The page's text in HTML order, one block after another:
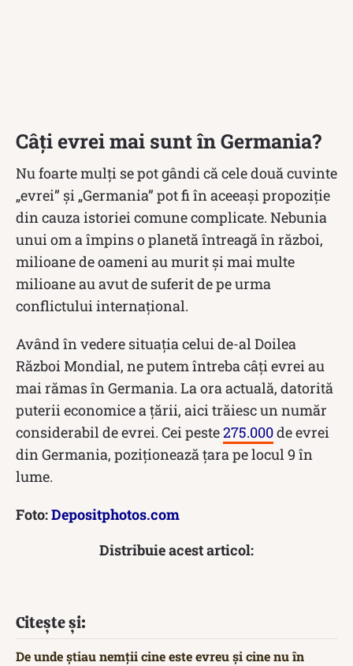
Câți evrei mai sunt în Germania?
Nu foarte mulți se pot gândi că cele două cuvinte
„evrei” și „Germania” pot fi în aceeași propoziție
din cauza istoriei comune complicate. Nebunia
unui om a împins o planetă întreagă în război,
milioane de oameni au murit și mai multe
milioane au avut de suferit de pe urma
conflictului internațional.
Având în vedere situația celui de-al Doilea
Război Mondial, ne putem întreba câți evrei au
mai rămas în Germania. La ora actuală, datorită
puterii economice a țării, aici trăiesc un număr
considerabil de evrei. Cei peste275.000de evrei
din Germania, poziționează țara pe locul 9 în
lume.
Foto:Depositphotos.com
Distribuie acest articol:
Citește și:
De unde știau nemții cine este evreu și cine nu în